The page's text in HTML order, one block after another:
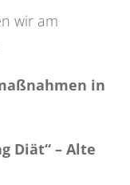
wir am
in
Diät“ – Alte